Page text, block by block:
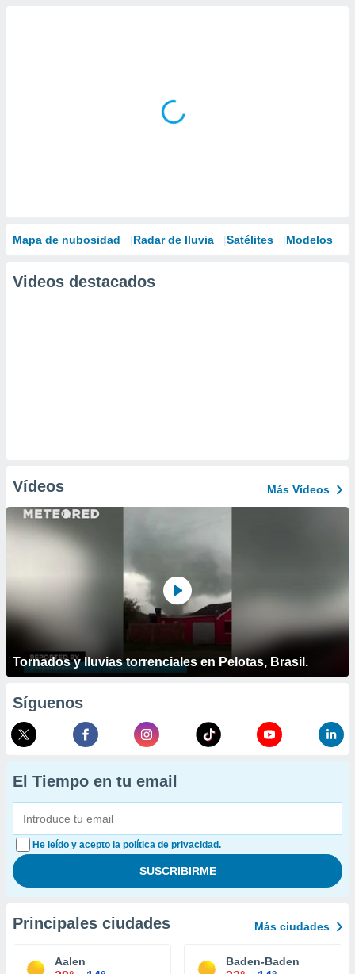
Mapa de nubosidad Radar de lluvia Satélites Modelos
Videos destacados
Vídeos Más Vídeos
Tornados y lluvias torrenciales en Pelotas, Brasil.
Síguenos
El Tiempo en tu email
He leído y acepto la política de privacidad.
Principales ciudades Más ciudades
Aalen Baden-Baden